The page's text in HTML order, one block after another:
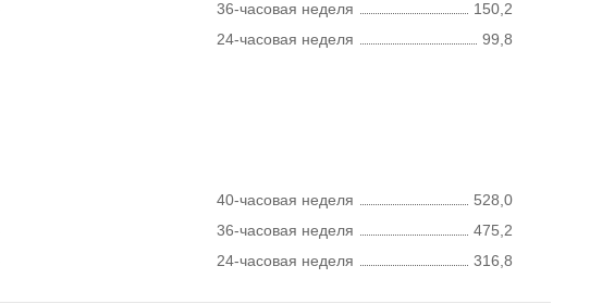
36-часовая неделя
150,2
24-часовая неделя
99,8
40-часовая неделя
528,0
36-часовая неделя
475,2
24-часовая неделя
316,8